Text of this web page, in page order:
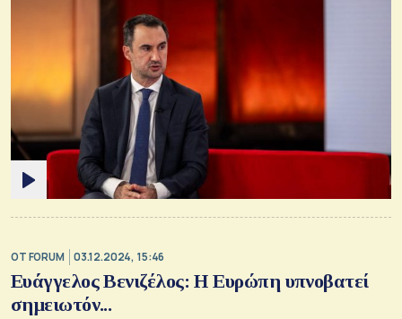
OT FORUM 03.12.2024, 15:46
Ευάγγελος Βενιζέλος: Η Ευρώπη υπνοβατεί
σημειωτόν...